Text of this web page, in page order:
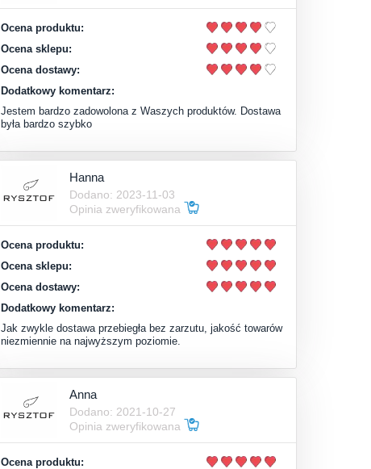
Ocena produktu:
Ocena sklepu:
Ocena dostawy:
Dodatkowy komentarz:
Jestem bardzo zadowolona z Waszych produktów. Dostawa
była bardzo szybko
Hanna
Dodano: 2023-11-03
Opinia zweryfikowana
Ocena produktu:
Ocena sklepu:
Ocena dostawy:
Dodatkowy komentarz:
Jak zwykle dostawa przebiegła bez zarzutu, jakość towarów
niezmiennie na najwyższym poziomie.
Anna
Dodano: 2021-10-27
Opinia zweryfikowana
Ocena produktu: